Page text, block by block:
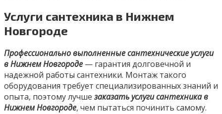
Услуги сантехника в Нижнем
Новгороде
Профессионально выполненные сантехнические услуги
в Нижнем Новгороде — гарантия долговечной и
надежной работы сантехники. Монтаж такого
оборудования требует специализированных знаний и
опыта, поэтому лучше заказать услуги сантехника в
Нижнем Новгороде, чем пытаться починить самому.